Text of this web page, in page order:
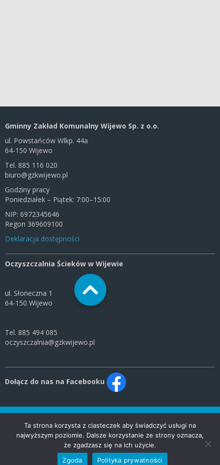
Gminny Zakład Komunalny Wijewo Sp. z o.o.
ul. Powstańców Wlkp. 44a
64-150 Wijewo
Tel. 885 116 020
biuro@gzkwijewo.pl
Godziny pracy
Poniedziałek – Piątek: 7:00–15:00
NIP: 6972345646
Regon 369609100
Deklaracja dostępności
Oczyszczalnia Ścieków w Wijewie
ul. Słoneczna 1
64-150 Wijewo
Tel. 885 494 085
oczyszczalnia@gzkwijewo.pl
Dołącz do nas na Facebooku
© 2020 Gminny Zakład Komunalny Wijewo Sp. z o. o. | Wszelkie prawa
zastrzeżone
Designed byYANIK Agencja Reklamowa Sp. z o.o.
Ta strona korzysta z ciasteczek aby świadczyć usługi na
najwyższym poziomie. Dalsze korzystanie ze strony oznacza,
że zgadzasz się na ich użycie.
Zgoda
Polityka prywatności